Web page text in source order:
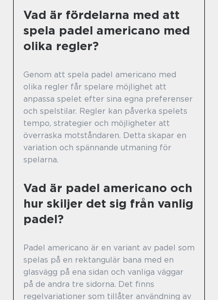
Vad är fördelarna med att
spela padel americano med
olika regler?
Genom att spela padel americano med
olika regler får spelare möjlighet att
anpassa spelet efter sina egna preferenser
och spelstilar. Regler kan påverka spelets
tempo, strategier och möjligheter att
överraska motståndaren. Detta skapar en
variation och spännande utmaning för
spelarna.
Vad är padel americano och
hur skiljer det sig från vanlig
padel?
Padel americano är en variant av padel som
spelas på en rektangulär bana med en
glasvägg på ena sidan och vanliga väggar
på de andra tre sidorna. Det finns
regelvariationer som tillåter användning av